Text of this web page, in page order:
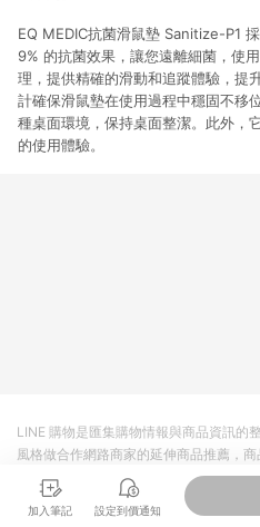
EQ MEDIC抗菌滑鼠墊 Sanitize-P1
9% 的抗菌效果，讓您遠離細菌，使
理，提供精確的滑動和追蹤體驗，提
計確保滑鼠墊在使用過程中穩固不移
種桌面環境，保持桌面整潔。此外，
的使用體驗。
加入筆記 設定到價通知
LINE 購物是匯集購物情報與商品資訊的
風格做合作網路商家的延伸商品推薦，
商品至各合作網路商家，確認現售價與
準。